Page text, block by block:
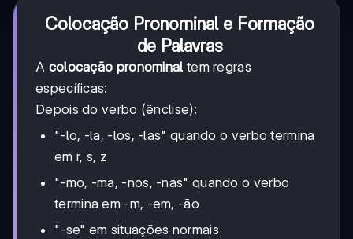
Colocação Pronominal e Formação
de Palavras
A colocação pronominal tem regras
específicas:
Depois do verbo (ênclise):
"-lo, -la, -los, -las" quando o verbo termina
em r, s, z
"-mo, -ma, -nos, -nas" quando o verbo
termina em -m, -em, -ão
"-se" em situações normais